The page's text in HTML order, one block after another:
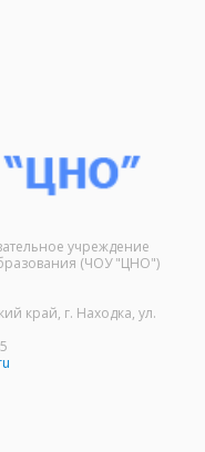
учреждение
(ЧОУ "ЦНО")
край, г. Находка, ул.